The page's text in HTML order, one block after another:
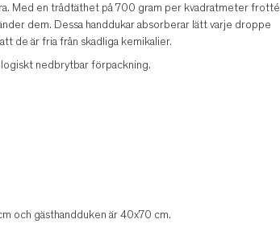
Med en trådtäthet på 700 gram per kvadratmeter frotté
dem. Dessa handdukar absorberar lätt varje droppe
de är fria från skadliga kemikalier.
nedbrytbar förpackning.
och gästhandduken är 40x70 cm.